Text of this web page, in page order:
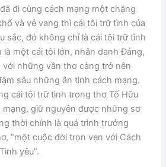
đi cùng cách mạng một chặng
và vẻ vang thì cái tôi trữ tình của
sắc, đó không chỉ là cái tôi trữ tình
là một cái tôi lớn, nhân danh Đảng,
những vần thơ càng trở nên
sâu những ân tình cách mạng.
cái tôi trữ tình trong thơ Tố Hữu
mạng, giữ nguyên được những sơ
thời chính là quá trình trưởng
“một cuộc đời trọn vẹn với Cách
yêu”.